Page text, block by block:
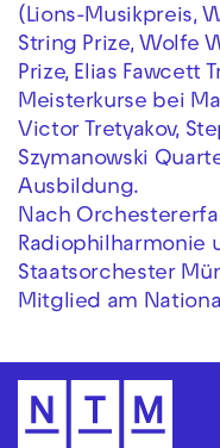
(Lions-Musikpreis,
String Prize, Wolfe
Prize, Elias Fawcett
Meisterkurse bei
Victor Tretyakov,
Szymanowski
Ausbildung.
Nach
Radiophilharmonie
Staatsorchester
Mitglied am